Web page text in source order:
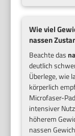
Wie viel
nassen
Beachte das
deutlich
Überlege, wie
körperlich
Microfaser-
intensiver
höherem
nassen